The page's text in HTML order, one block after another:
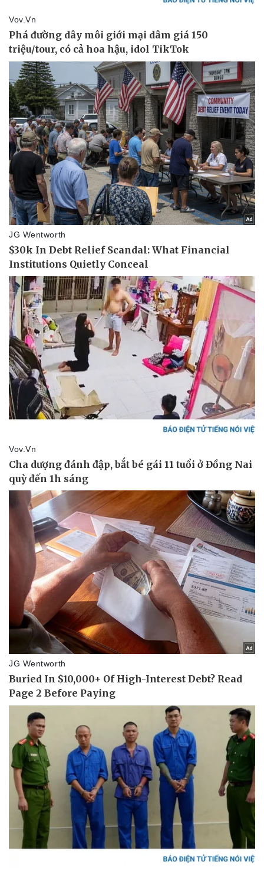
Doanh nghiệp
Thông tin doanh nghiệp
Doanh nghiệp 24h
Doanh nhân
Vì cộng đồng
Công nghệ
Tin Công nghệ
Trải nghiệm
Chuyển đổi số